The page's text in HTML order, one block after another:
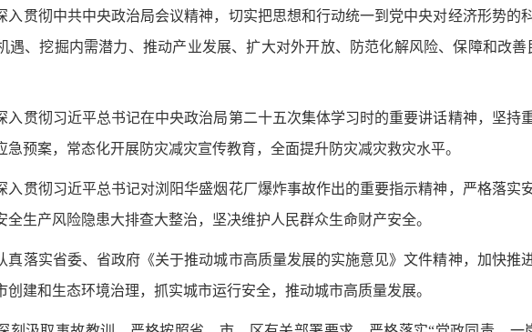
入贯彻中共中央政治局会议精神，切实把思想和行动统一到党中央对经济形势的
遇、挖掘内需潜力、推动产业发展、扩大对外开放、防范化解风险、保障和改
入贯彻习近平总书记在中央政治局第二十五次集体学习时的重要讲话精神，坚持
急预案，常态化开展防灾减灾宣传教育，全面提升防灾减灾救灾水平。
入贯彻习近平总书记对浏阳华盛烟花厂爆炸事故作出的重要指示精神，严格落实
全生产风险隐患大排查大整治，坚决维护人民群众生命财产安全。
真落实省委、省政府《关于推动城市高质量发展的实施意见》文件精神，加快推
创建和生态环境治理，抓实城市运行安全，推动城市高质量发展。